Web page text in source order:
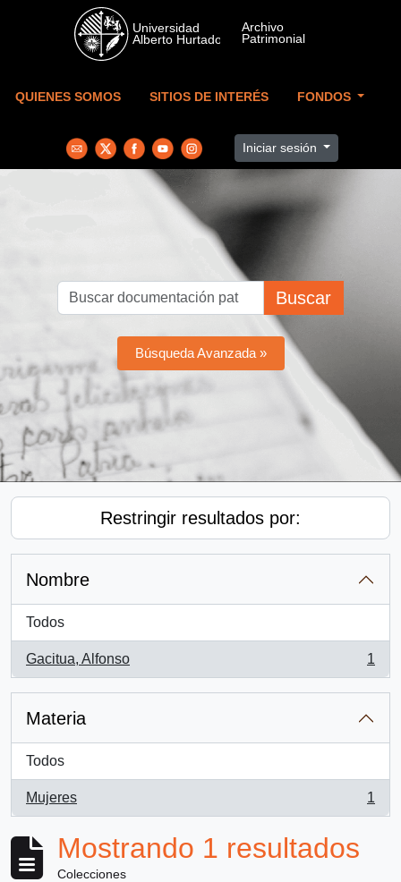
Skip to main content
QUIENES SOMOS SITIOS DE INTERÉS FONDOS
Iniciar sesión
Buscar
Búsqueda Avanzada »
Restringir resultados por:
Nombre
Todos
Gacitua, Alfonso
, 1 resultados
1
Materia
Todos
Mujeres
, 1 resultados
1
Mostrando 1 resultados
Colecciones